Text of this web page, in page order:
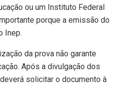
ou um Instituto Federal
porque a emissão do
Inep.
da prova não garante
Após a divulgação dos
solicitar o documento à